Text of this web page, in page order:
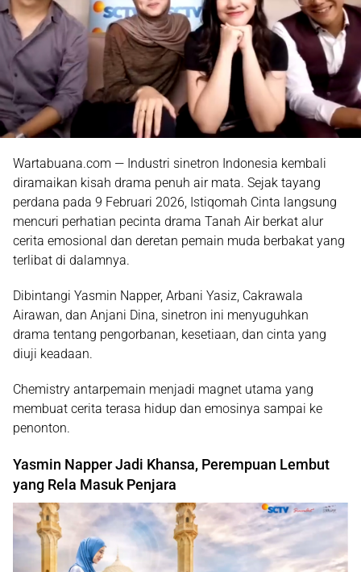
Wartabuana.com — Industri sinetron Indonesia kembali
diramaikan kisah drama penuh air mata. Sejak tayang
perdana pada 9 Februari 2026, Istiqomah Cinta langsung
mencuri perhatian pecinta drama Tanah Air berkat alur
cerita emosional dan deretan pemain muda berbakat yang
terlibat di dalamnya.
Dibintangi Yasmin Napper, Arbani Yasiz, Cakrawala
Airawan, dan Anjani Dina, sinetron ini menyuguhkan
drama tentang pengorbanan, kesetiaan, dan cinta yang
diuji keadaan.
Chemistry antarpemain menjadi magnet utama yang
membuat cerita terasa hidup dan emosinya sampai ke
penonton.
Yasmin Napper Jadi Khansa, Perempuan Lembut
yang Rela Masuk Penjara